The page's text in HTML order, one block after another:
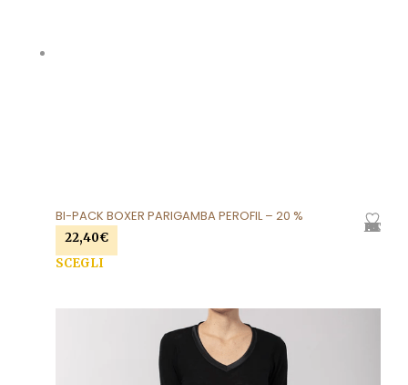
AGGIUNGI ALLA LISTA DEI DESIDERI
BI-PACK BOXER PARIGAMBA PEROFIL – 20 %
22,40€
SCEGLI
possono essere scelte nella pagina del prodotto